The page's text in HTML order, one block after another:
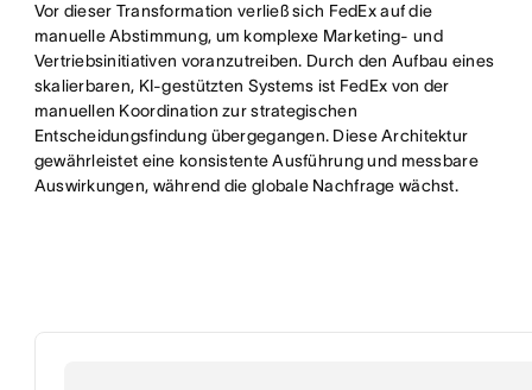
Vor dieser Transformation verließ sich FedEx auf die
manuelle Abstimmung, um komplexe Marketing- und
Vertriebsinitiativen voranzutreiben. Durch den Aufbau eines
skalierbaren, KI-gestützten Systems ist FedEx von der
manuellen Koordination zur strategischen
Entscheidungsfindung übergegangen. Diese Architektur
gewährleistet eine konsistente Ausführung und messbare
Auswirkungen, während die globale Nachfrage wächst.